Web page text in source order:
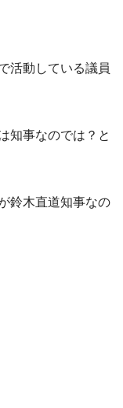
活動している議員
知事なのでは？と
鈴木直道知事なの